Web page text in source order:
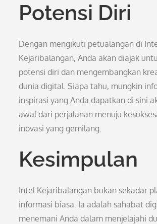
Potensi Diri
Dengan mengikuti petualangan di
Kejaribalangan, Anda akan diajak
potensi diri dan mengembangkan
dunia digital. Siapa tahu, mungkin
inspirasi yang Anda dapatkan di sini
awal dari perjalanan menuju
inovasi yang gemilang.
Kesimpulan
Intel Kejaribalangan bukan sekadar
informasi biasa. Ia adalah sahabat
menemani Anda dalam menjelajahi